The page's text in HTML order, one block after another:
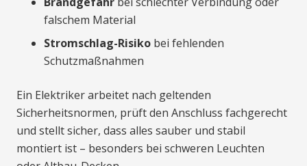
falschem Material
Stromschlag-Risiko bei fehlenden
Schutzmaßnahmen
Ein Elektriker arbeitet nach geltenden
Sicherheitsnormen, prüft den Anschluss fachgerecht
und stellt sicher, dass alles sauber und stabil
montiert ist – besonders bei schweren Leuchten